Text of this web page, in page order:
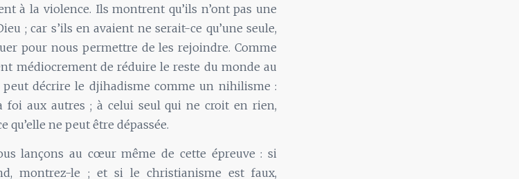
à la violence. Ils montrent qu’ils n’ont pas une
; car s’ils en avaient ne serait-ce qu’une seule,
pour nous permettre de les rejoindre. Comme
médiocrement de réduire le reste du monde au
peut décrire le djihadisme comme un nihilisme :
foi aux autres ; à celui seul qui ne croit en rien,
qu’elle ne peut être dépassée.
lançons au cœur même de cette épreuve : si
montrez-le ; et si le christianisme est faux,